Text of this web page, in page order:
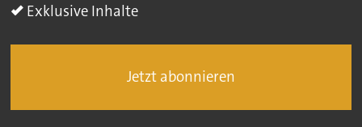
Exklusive Inhalte
Jetzt abonnieren